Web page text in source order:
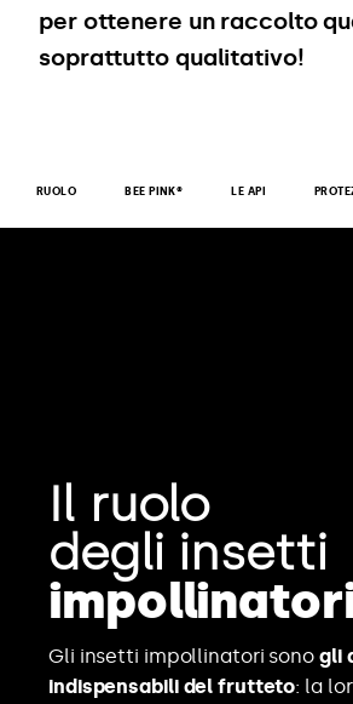
per ottenere un raccolto
soprattutto qualitativo!
RUOLO BEE PINK® LE API
Il ruolo
degli insetti
Gli insetti impollinatori sono gli
indispensabili del frutteto: la